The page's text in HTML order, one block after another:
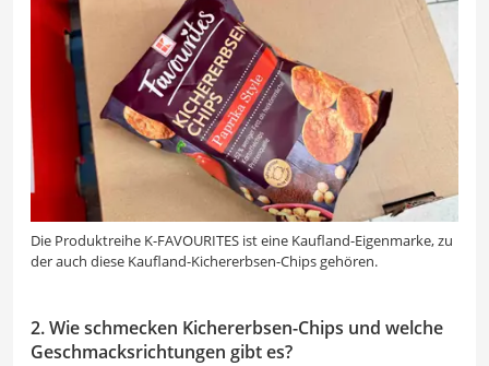
Die Produktreihe K-FAVOURITES ist eine Kaufland-Eigenmarke, zu
der auch diese Kaufland-Kichererbsen-Chips gehören.
2. Wie schmecken Kichererbsen-Chips und welche
Geschmacksrichtungen gibt es?